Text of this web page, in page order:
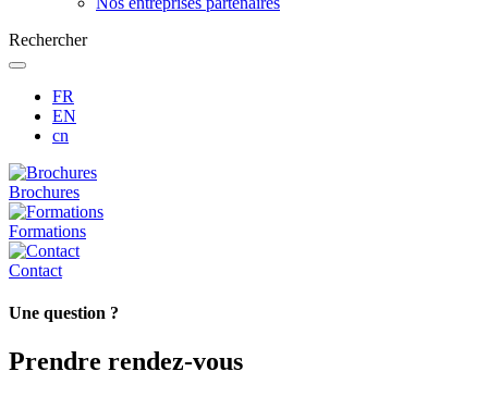
Rechercher
FR
EN
cn
Brochures
Formations
Contact
Une question ?
Prendre rendez-vous